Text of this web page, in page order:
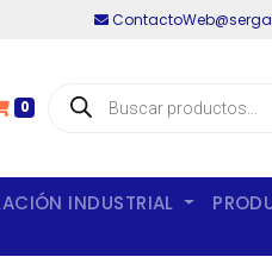
0
Búsqueda
de
INDUSTRIAL